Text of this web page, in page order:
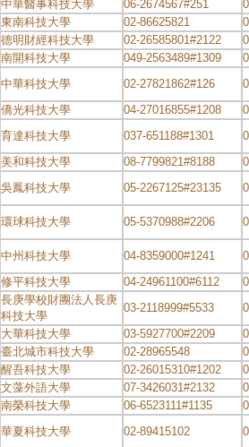
中華醫事科技大學 06-2674567#251
東南科技大學 02-86625821
德明財經科技大學 02-26585801#2122
南開科技大學 049-2563489#1309
中華科技大學 02-27821862#126
僑光科技大學 04-27016855#1208
育達科技大學 037-651188#1301
美和科技大學 08-7799821#8188
吳鳳科技大學 05-2267125#23135
環球科技大學 05-5370988#2206
中州科技大學 04-8359000#1241
修平科技大學 04-24961100#6112
長庚學校財團法人長庚
科技大學
03-2118999#5533
大華科技大學 03-5927700#2209
臺北城市科技大學 02-28965548
醒吾科技大學 02-26015310#1202
文藻外語大學 07-3426031#2132
南榮科技大學 06-6523111#1135
華夏科技大學 02-89415102